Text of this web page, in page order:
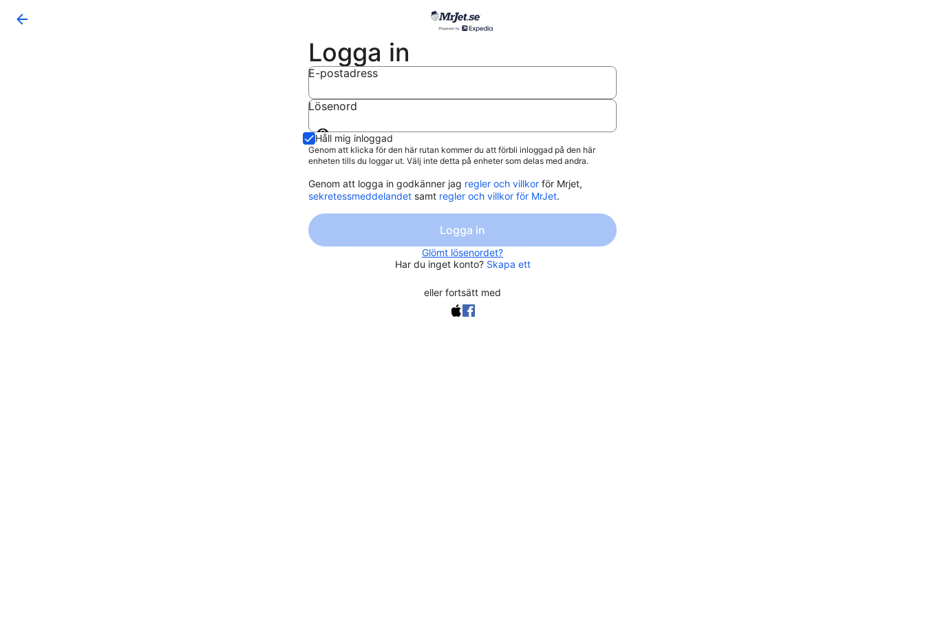
Logga in
E-postadress
Lösenord
Visa
lösenord
Håll mig inloggad
Genom att klicka för den här rutan kommer du att förbli inloggad på den här
enheten tills du loggar ut. Välj inte detta på enheter som delas med andra.
Genom att logga in godkänner jag regler och villkor för Mrjet,
sekretessmeddelandet samt regler och villkor för MrJet.
Logga in
Glömt lösenordet?
Har du inget konto? Skapa ett
eller fortsätt med